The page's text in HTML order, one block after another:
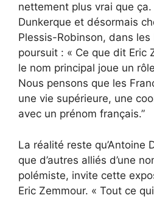
nettement plus vrai que ça.
Dunkerque et désormais
Plessis-Robinson, dans
poursuit : « Ce que dit Eric
le nom principal joue un
Nous pensons que les
une vie supérieure, une
avec un prénom français.”
La réalité reste qu’Antoine
que d’autres alliés d’une
polémiste, invite cette
Eric Zemmour. « Tout ce